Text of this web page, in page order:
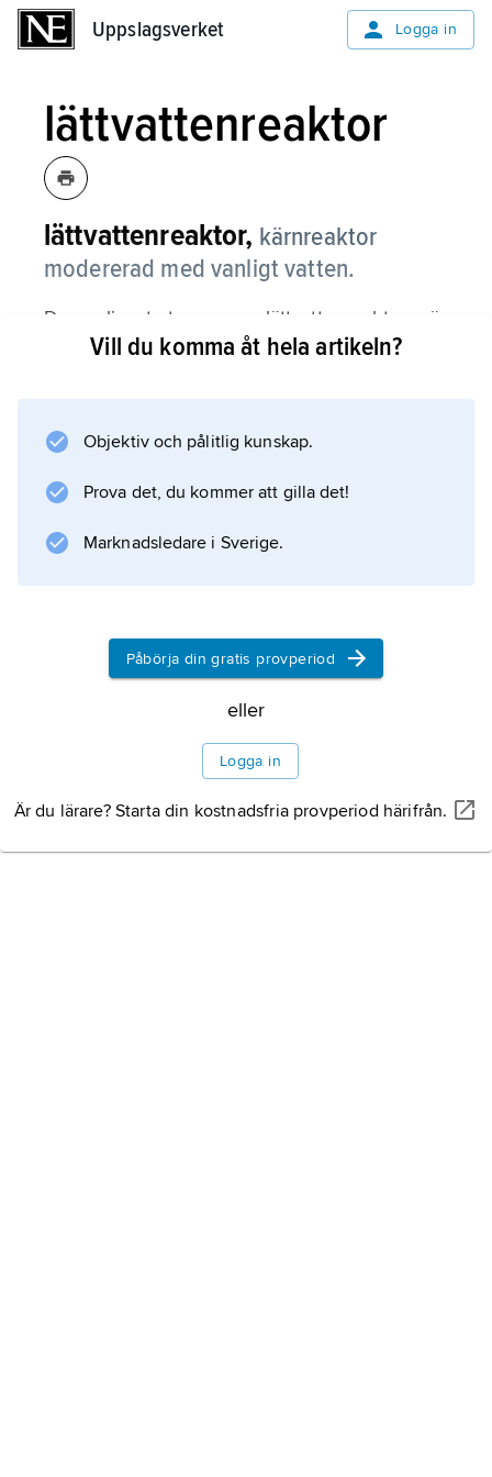
Uppslagsverket Logga in
lättvattenreaktor
lättvattenreaktor, kärnreaktor
modererad med vanligt vatten.
De vanligaste typerna av lättvattenreaktorer är
tryckvattenreaktorn
kokvattenreaktorn
turbinen. Båda dessa används i kärnkraftverk
forskningsreaktorer är modererade med
Information om artikeln
Vill du komma åt hela artikeln?
Objektiv och pålitlig kunskap.
Prova det, du kommer att gilla det!
Marknadsledare i Sverige.
Påbörja din gratis provperiod
eller
Logga in
Är du lärare? Starta din kostnadsfria provperiod härifrån.